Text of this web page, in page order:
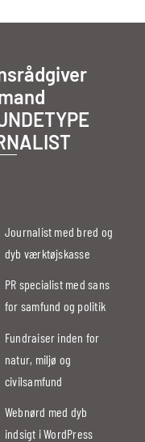
Journalist med bred og
dyb værktøjskasse
PR specialist med sans
for samfund og politik
Fundraiser inden for
natur, miljø og
civilsamfund
Webnørd med dyb
indsigt i WordPress